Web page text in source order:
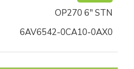
OP270 6" STN
6AV6542-0CA10-0AX0